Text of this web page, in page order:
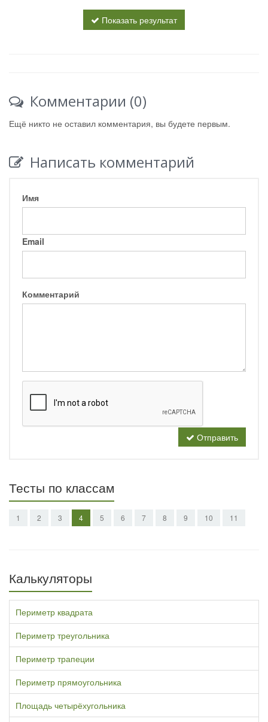
Показать результат
Комментарии (0)
Ещё никто не оставил комментария, вы будете первым.
Написать комментарий
Имя
Email
Комментарий
Отправить
Тесты по классам
1 2 3 4 5 6 7 8 9 10 11
Калькуляторы
Периметр квадрата
Периметр треугольника
Периметр трапеции
Периметр прямоугольника
Площадь четырёхугольника